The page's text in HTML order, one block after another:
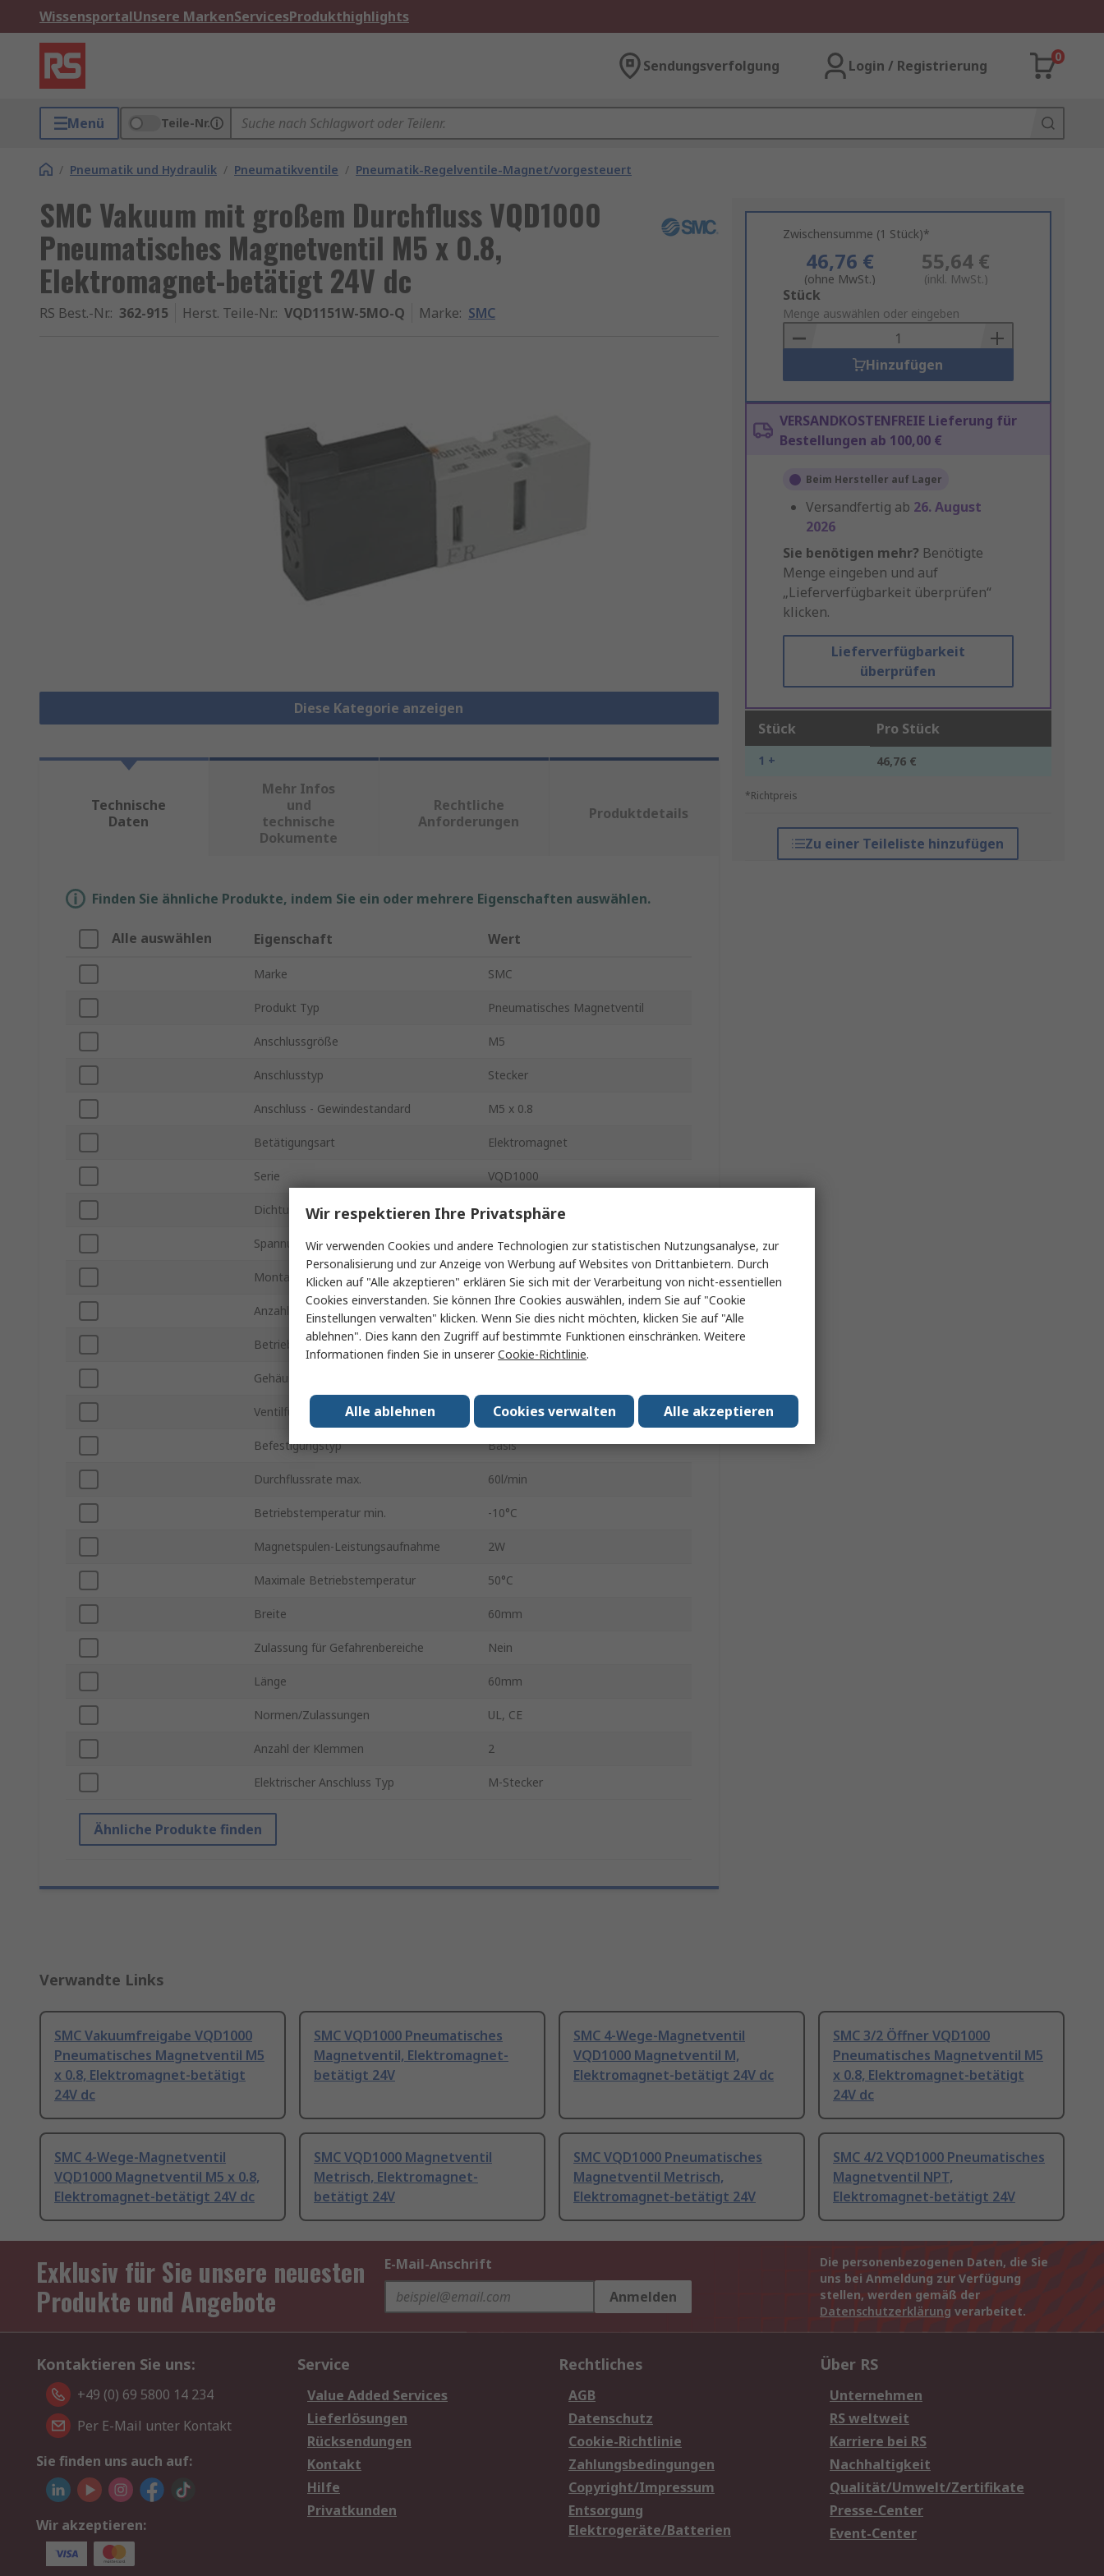
WissensportalUnsere MarkenServicesProdukthighlights
Sendungsverfolgung Login / Registrierung
0
Menü Teile-Nr.
/ Pneumatik und Hydraulik / Pneumatikventile / Pneumatik-Regelventile-Magnet/vorgesteuert
SMC Vakuum mit großem Durchfluss VQD1000
Pneumatisches Magnetventil M5 x 0.8,
Elektromagnet-betätigt 24V dc
RS Best.-Nr.: 362-915 Herst. Teile-Nr.: VQD1151W-5MO-Q Marke: SMC
Diese Kategorie anzeigen
Zwischensumme (1 Stück)*
46,76 €
(ohne MwSt.)
55,64 €
(inkl. MwSt.)
Add
to
Basket
Stück
Menge auswählen oder eingeben
Hinzufügen
VERSANDKOSTENFREIE Lieferung für
Bestellungen ab 100,00 €
Beim Hersteller auf Lager
Versandfertig ab 26. August
2026
Sie benötigen mehr? Benötigte
Menge eingeben und auf
„Lieferverfügbarkeit überprüfen“
klicken.
Lieferverfügbarkeit
überprüfen
Stück Pro Stück
1 + 46,76 €
*Richtpreis
Zu einer Teileliste hinzufügen
Technische
Daten
Mehr Infos
und
technische
Dokumente
Rechtliche
Anforderungen
Produktdetails
Finden Sie ähnliche Produkte, indem Sie ein oder mehrere Eigenschaften auswählen.
Alle auswählen Eigenschaft Wert
Marke SMC
Produkt Typ Pneumatisches Magnetventil
Anschlussgröße M5
Anschlusstyp Stecker
Anschluss - Gewindestandard M5 x 0.8
Betätigungsart Elektromagnet
Serie VQD1000
Dichtungsmaterial Halogenierter Nitrilkautschuk
Spannung 24V dc
Montageart Oberfläche
Anzahl der Anschlüsse 4
Betriebsdruck max. 0.7 Mpa
Gehäusematerial
Ventilfunktion Vakuum mit großem Durchfluss
Befestigungstyp Basis
Durchflussrate max. 60l/min
Betriebstemperatur min. -10°C
Magnetspulen-Leistungsaufnahme 2W
Maximale Betriebstemperatur 50°C
Breite 60mm
Zulassung für Gefahrenbereiche Nein
Länge 60mm
Normen/Zulassungen UL, CE
Anzahl der Klemmen 2
Elektrischer Anschluss Typ M-Stecker
Ähnliche Produkte finden
Verwandte Links
SMC Vakuumfreigabe VQD1000
Pneumatisches Magnetventil M5
x 0.8, Elektromagnet-betätigt
24V dc
SMC VQD1000 Pneumatisches
Magnetventil, Elektromagnet-
betätigt 24V
SMC 4-Wege-Magnetventil
VQD1000 Magnetventil M,
Elektromagnet-betätigt 24V dc
SMC 3/2 Öffner VQD1000
Pneumatisches Magnetventil M5
x 0.8, Elektromagnet-betätigt
24V dc
SMC 4-Wege-Magnetventil
VQD1000 Magnetventil M5 x 0.8,
Elektromagnet-betätigt 24V dc
SMC VQD1000 Magnetventil
Metrisch, Elektromagnet-
betätigt 24V
SMC VQD1000 Pneumatisches
Magnetventil Metrisch,
Elektromagnet-betätigt 24V
SMC 4/2 VQD1000 Pneumatisches
Magnetventil NPT,
Elektromagnet-betätigt 24V
Exklusiv für Sie unsere neuesten
Produkte und Angebote
E-Mail-Anschrift
Anmelden
Die personenbezogenen Daten, die Sie
uns bei Anmeldung zur Verfügung
stellen, werden gemäß der
Datenschutzerklärung verarbeitet.
Kontaktieren Sie uns:
+49 (0) 69 5800 14 234
Per E-Mail unter Kontakt
Sie finden uns auch auf:
Wir akzeptieren:
Service
Value Added Services
Lieferlösungen
Rücksendungen
Kontakt
Hilfe
Privatkunden
Rechtliches
AGB
Datenschutz
Cookie-Richtlinie
Zahlungsbedingungen
Copyright/Impressum
Entsorgung
Elektrogeräte/Batterien
Über RS
Unternehmen
RS weltweit
Karriere bei RS
Nachhaltigkeit
Qualität/Umwelt/Zertifikate
Presse-Center
Event-Center
Wir respektieren Ihre Privatsphäre
Wir verwenden Cookies und andere Technologien zur statistischen Nutzungsanalyse, zur
Personalisierung und zur Anzeige von Werbung auf Websites von Drittanbietern. Durch
Klicken auf "Alle akzeptieren" erklären Sie sich mit der Verarbeitung von nicht-essentiellen
Cookies einverstanden. Sie können Ihre Cookies auswählen, indem Sie auf "Cookie
Einstellungen verwalten" klicken. Wenn Sie dies nicht möchten, klicken Sie auf "Alle
ablehnen". Dies kann den Zugriff auf bestimmte Funktionen einschränken. Weitere
Informationen finden Sie in unsererCookie-Richtlinie.
Alle akzeptieren
Cookies verwalten
Alle ablehnen